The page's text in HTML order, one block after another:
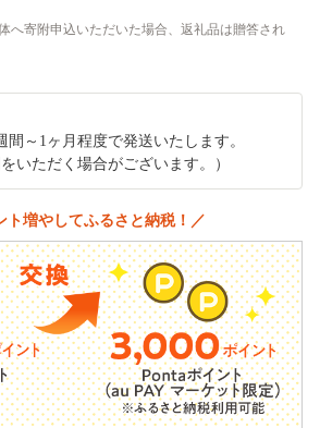
へ寄附申込いただいた場合、返礼品は贈答され
間～1ヶ月程度で発送いたします。
いただく場合がございます。）
ト増やしてふるさと納税！／